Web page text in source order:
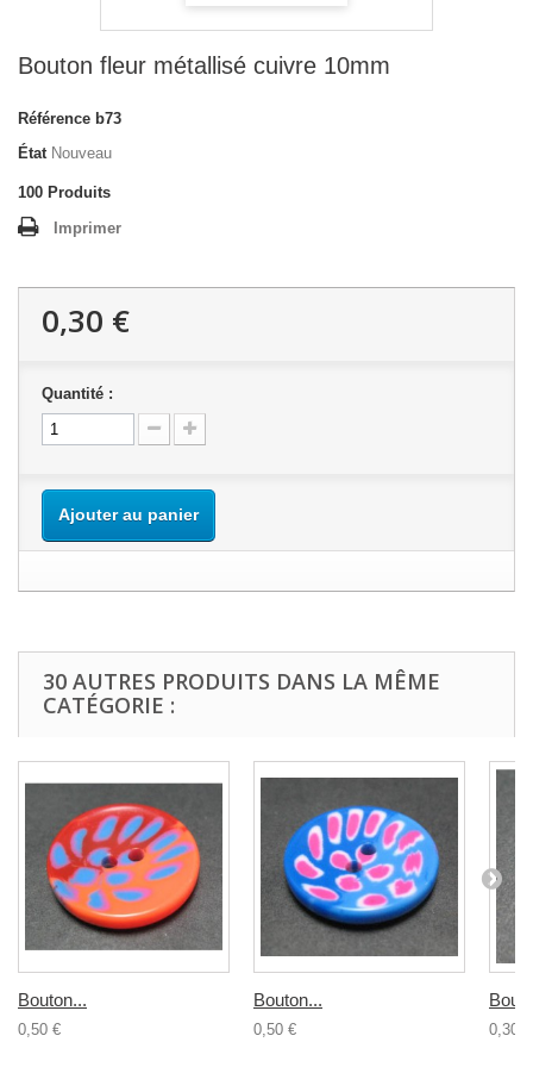
Bouton fleur métallisé cuivre 10mm
Référence b73
État Nouveau
100 Produits
Imprimer
0,30 €
Quantité :
Ajouter au panier
30 AUTRES PRODUITS DANS LA MÊME
CATÉGORIE :
Bouton...
0,50 €
Bouton...
0,50 € 0,30 €